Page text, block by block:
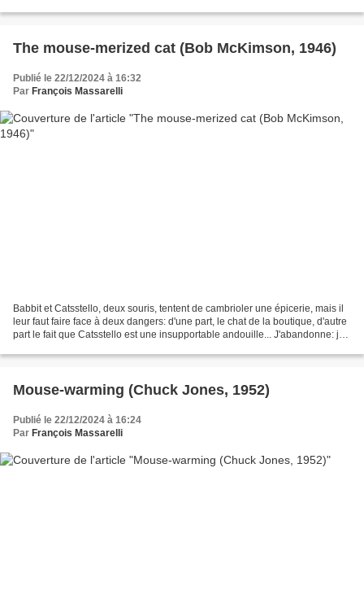
The mouse-merized cat (Bob McKimson, 1946)
Publié le 22/12/2024 à 16:32
Par François Massarelli
Babbit et Catsstello, deux souris, tentent de cambrioler une épicerie, mais il
leur faut faire face à deux dangers: d'une part, le chat de la boutique, d'autre
part le fait que Catsstello est une insupportable andouille... J'abandonne: je
Mouse-warming (Chuck Jones, 1952)
Publié le 22/12/2024 à 16:24
Par François Massarelli